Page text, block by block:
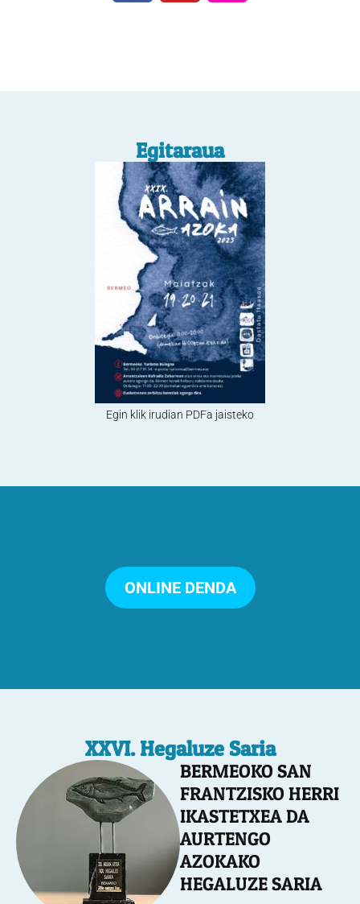
Egitaraua
Egin klik irudian PDFa jaisteko
ONLINE DENDA
XXVI. Hegaluze Saria
BERMEOKO SAN
FRANTZISKO HERRI
IKASTETXEA DA
AURTENGO
AZOKAKO
HEGALUZE SARIA